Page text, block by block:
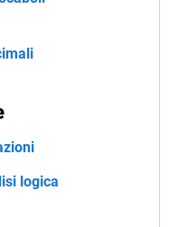
logica